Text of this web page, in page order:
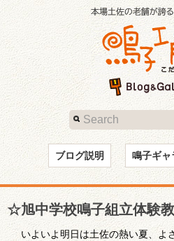
ブログ説明 鳴子ギャ
☆旭中学校鳴子組立体験
いよいよ明日は土佐の熱い夏、よ